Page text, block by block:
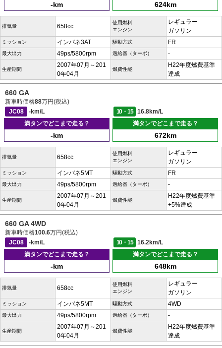
-km 624km
排気量 658cc
使用燃料
エンジン
レギュラー
ガソリン
ミッション インパネ3AT 駆動方式 FR
最大出力 49ps/5800rpm 過給器（ターボ） -
生産期間
2007年07月～201
0年04月
燃費性能
H22年度燃費基準
達成
660 GA
新車時価格88万円(税込)
JC08
-km/L 10・15
16.8km/L
満タンでどこまで走る？
-km
満タンでどこまで走る？
672km
排気量 658cc
使用燃料
エンジン
レギュラー
ガソリン
ミッション インパネ5MT 駆動方式 FR
最大出力 49ps/5800rpm 過給器（ターボ） -
生産期間
2007年07月～201
0年04月
燃費性能
H22年度燃費基準
+5%達成
660 GA 4WD
新車時価格100.6万円(税込)
JC08
-km/L 10・15
16.2km/L
満タンでどこまで走る？
-km
満タンでどこまで走る？
648km
排気量 658cc
使用燃料
エンジン
レギュラー
ガソリン
ミッション インパネ5MT 駆動方式 4WD
最大出力 49ps/5800rpm 過給器（ターボ） -
生産期間
2007年07月～201
0年04月
燃費性能
H22年度燃費基準
達成